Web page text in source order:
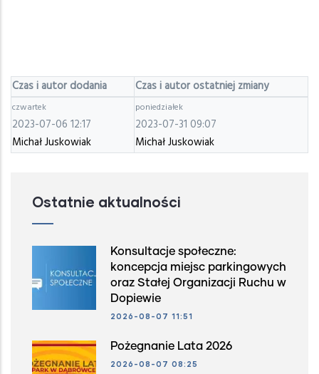
Czas i autor dodania Czas i autor ostatniej zmiany
czwartek
2023-07-06 12:17
Michał Juskowiak
poniedziałek
2023-07-31 09:07
Michał Juskowiak
Ostatnie aktualności
Konsultacje społeczne:
koncepcja miejsc parkingowych
oraz Stałej Organizacji Ruchu w
Dopiewie
2026-08-07 11:51
Pożegnanie Lata 2026
2026-08-07 08:25